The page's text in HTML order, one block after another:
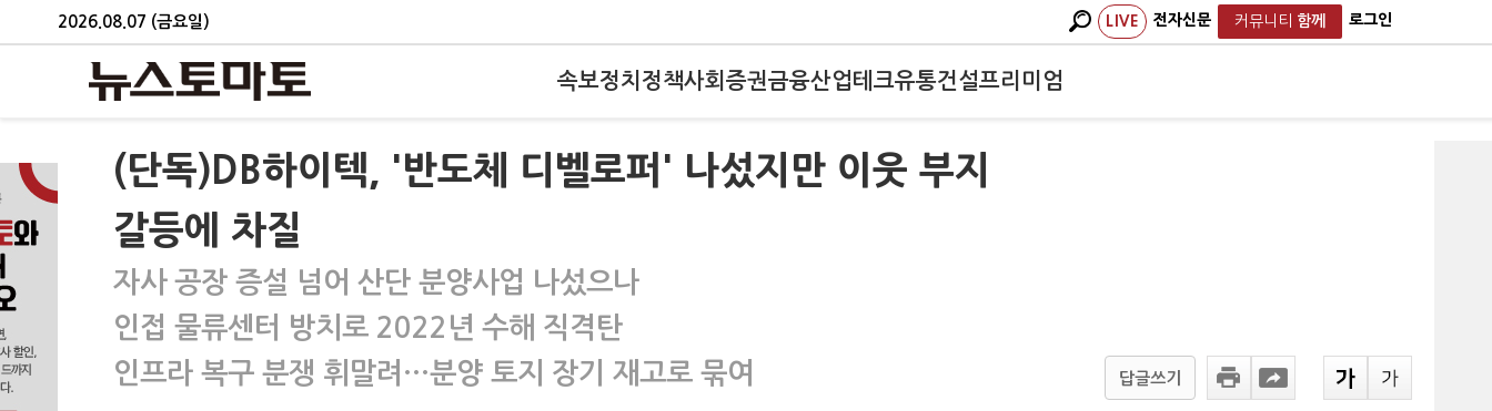
2026.08.07 (금요일) LIVE 전자신문 커뮤니티 함께 로그인
속보정치 정책사회 증권금융산업테크유통건설프리미엄
(단독)DB하이텍, '반도체 디벨로퍼' 나섰지만 이웃 부지
갈등에 차질
자사 공장 증설 넘어 산단 분양사업 나섰으나
인접 물류센터 방치로 2022년 수해 직격탄
인프라 복구 분쟁 휘말려…분양 토지 장기 재고로 묶여
답글쓰기